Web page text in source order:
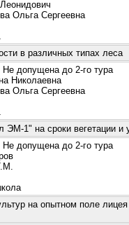
Ольга Сергеевна
в различных типах леса
допущена до 2-го тура
Николаевна
Ольга Сергеевна
ЭМ-1" на сроки вегетации и
допущена до 2-го тура
на опытном поле